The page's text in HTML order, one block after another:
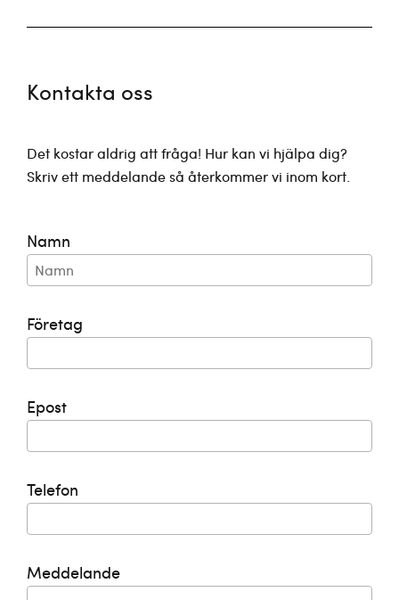
Kontakta oss
Det kostar aldrig att fråga! Hur kan vi hjälpa dig?
Skriv ett meddelande så återkommer vi inom kort.
Namn
Företag
Epost
Telefon
Meddelande